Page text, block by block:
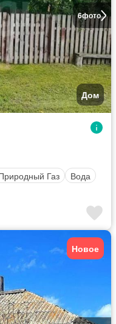
6фото
Дом
Газ
Вода
Новое